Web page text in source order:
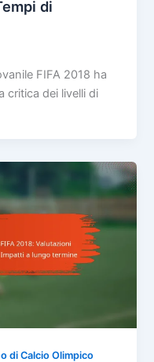
di
FIFA 2018 ha
critica dei livelli di
di Calcio Olimpico